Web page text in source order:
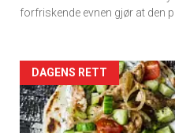
forfriskende evnen gjør at den
Artikler
detail
DAGENS RETT